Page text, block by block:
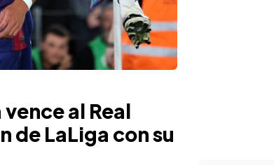
al Real
de LaLiga con su